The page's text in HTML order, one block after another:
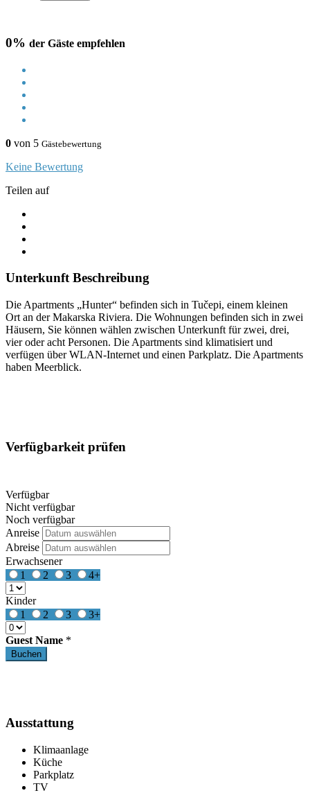
0% der Gäste empfehlen
0 von 5 Gästebewertung
Keine Bewertung
Teilen auf
Unterkunft Beschreibung
Die Apartments „Hunter“ befinden sich in Tučepi, einem kleinen
Ort an der Makarska Riviera. Die Wohnungen befinden sich in zwei
Häusern, Sie können wählen zwischen Unterkunft für zwei, drei,
vier oder acht Personen. Die Apartments sind klimatisiert und
verfügen über WLAN-Internet und einen Parkplatz. Die Apartments
haben Meerblick.
Verfügbarkeit prüfen
Verfügbar
Nicht verfügbar
Noch verfügbar
Anreise
Abreise
Erwachsener
1
2 3 4+
Kinder
1
2 3 3+
Guest Name *
Ausstattung
Klimaanlage
Küche
Parkplatz
TV